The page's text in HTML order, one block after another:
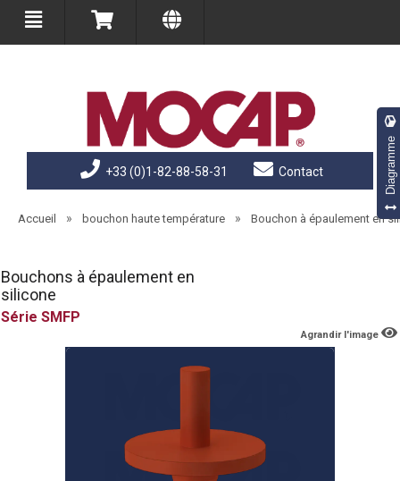
+33 (0)1-82-88-58-31 Contact
Accueil » bouchon haute température » Bouchon à épaulement en
Bouchons à épaulement en
silicone
SMFP
Agrandir l'image
Diagramme